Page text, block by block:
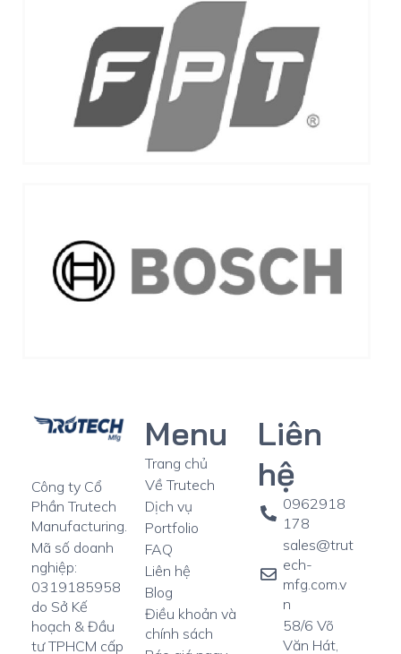
Công ty Cổ
Phần Trutech
Manufacturing.
Mã số doanh
nghiệp:
0319185958
do Sở Kế
hoạch & Đầu
tư TPHCM cấp
Menu
Trang chủ
Về Trutech
Dịch vụ
Portfolio
FAQ
Liên hệ
Blog
Điều khoản và
chính sách
Liên
hệ
0962918
178
sales@trut
ech-
mfg.com.v
n
58/6 Võ
Văn Hát,